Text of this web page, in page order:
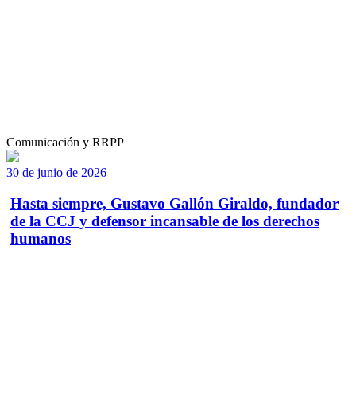
Comunicación y RRPP
30 de junio de 2026
Hasta siempre, Gustavo Gallón Giraldo, fundador
de la CCJ y defensor incansable de los derechos
humanos